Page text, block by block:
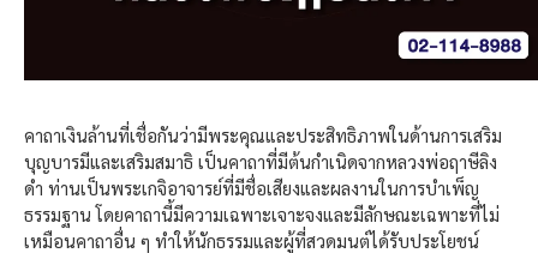
คาถาเงินล้านที่เชื่อกันว่ามีพระคุณและประสิทธิภาพในด้านการเสริม
บุญบารมีและเสริมสมาธิ เป็นคาถาที่มีต้นกำเนิดจากหลวงพ่อฤาษีลิง
ดำ ท่านเป็นพระเกจิอาจารย์ที่มีชื่อเสียงและผลงานในการบำเพ็ญ
ธรรมฐาน โดยคาถานี้มีความเฉพาะเจาะจงและมีลักษณะเฉพาะที่ไม่
เหมือนคาถาอื่น ๆ ทำให้นักธรรมและผู้ที่สวดมนต์ได้รับประโยชน์